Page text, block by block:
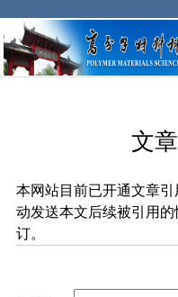
文
本网站目前已开通文章
动发送本文后续被引用
订。